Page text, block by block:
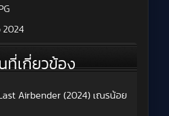
2024
ที่เกี่ยวข้อง
Airbender (2024) เณรน้อย